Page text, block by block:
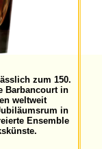
zum 150.
Barbancourt in
weltweit
in
Ensemble